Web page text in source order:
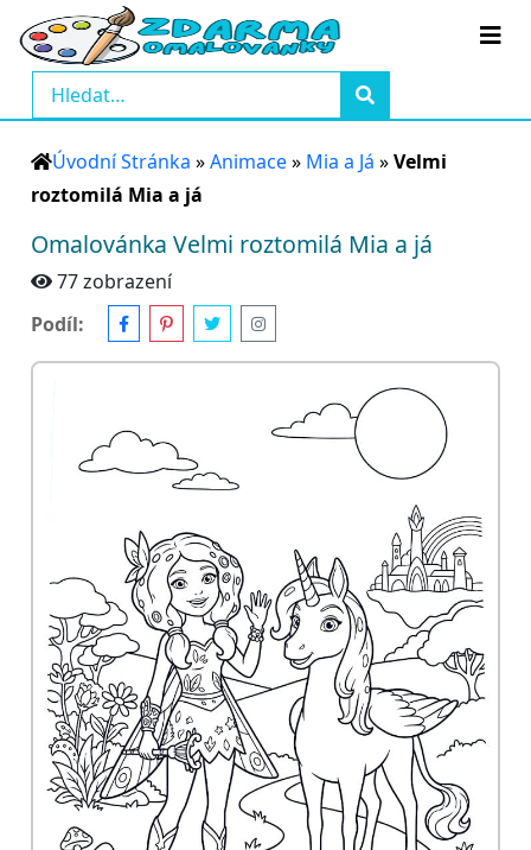
Úvodní Stránka »Animace» Mia a Já »Velmi
roztomilá Mia a já
Omalovánka Velmi roztomilá Mia a já
77 zobrazení
Podíl: